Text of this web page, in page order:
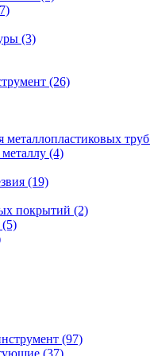
(3)
(26)
(4)
(19)
покрытий (2)
(97)
(37)